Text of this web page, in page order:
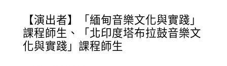
【演出者】「緬甸音樂文化與實踐」
課程師生、「北印度塔布拉鼓音樂文
化與實踐」課程師生